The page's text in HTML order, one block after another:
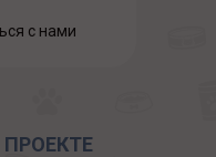
с нами
ПРОЕКТЕ